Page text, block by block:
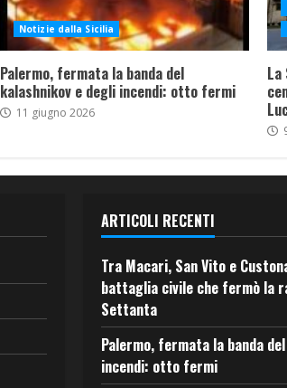
Notizie dalla Sicilia
Palermo, fermata la banda del
kalashnikov e degli incendi: otto fermi
11 giugno 2026
ARTICOLI RECENTI
Tra Macari, San Vito e
battaglia civile che fermò la
Settanta
Palermo, fermata la banda
incendi: otto fermi